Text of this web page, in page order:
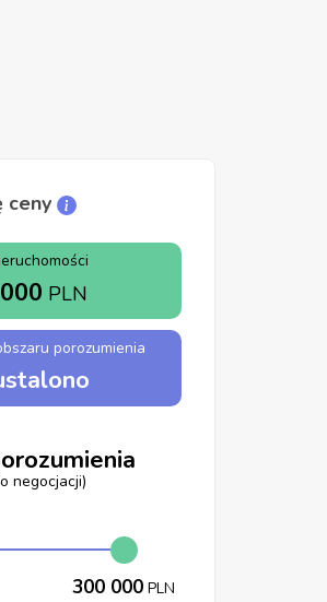
ceny
PLN
porozumienia
negocjacji)
300 000 PLN